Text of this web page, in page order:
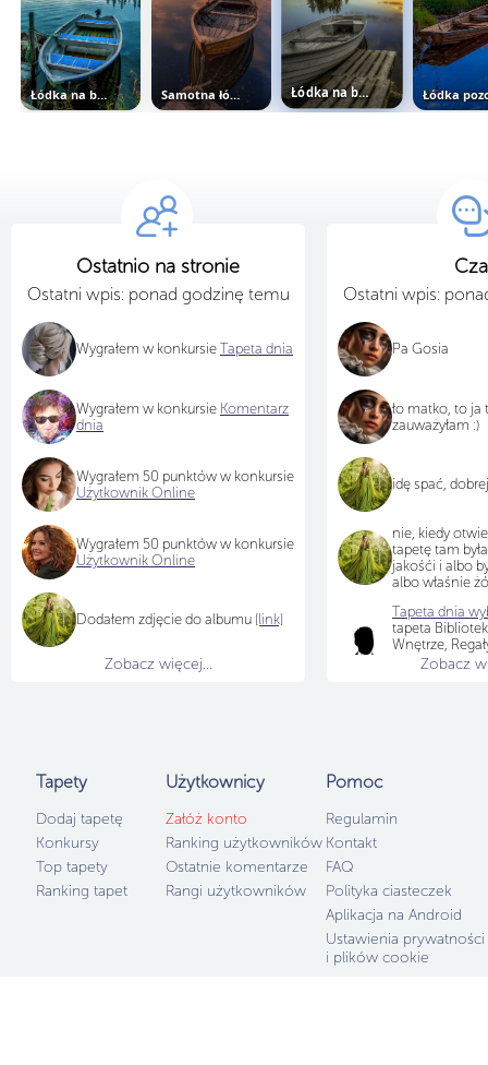
Łódka na brzegu jeziora Samotna łódka Łódka na brzegu jeziora
Ostatnio na stronie
Ostatni wpis: ponad godzinę temu
Wygrałem w konkursie Tapeta dnia
Wygrałem w konkursie Komentarz
dnia
Wygrałem 50 punktów w konkursie
Użytkownik Online
Wygrałem 50 punktów w konkursie
Użytkownik Online
Dodałem zdjęcie do albumu [link]
Zobacz więcej...
Ostatni wpis:
Pa Gosia
ło matko, to ja
zauważyłam :)
idę spać,
nie, kiedy
tapetę tam
jakośći i albo
albo właśnie
Tapeta dnia
tapeta
Wnętrze,
Fotel, Biurko,
Zobacz
Tapety
Dodaj tapetę
Konkursy
Top tapety
Ranking tapet
Użytkownicy
Załóż konto
Ranking użytkowników
Ostatnie komentarze
Rangi użytkowników
Pomoc
Regulamin
Kontakt
FAQ
Polityka ciasteczek
Aplikacja na Android
Ustawienia prywatności
i plików cookie